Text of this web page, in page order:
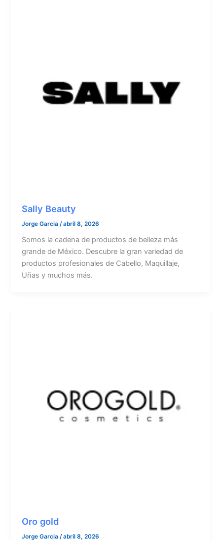
Sally Beauty
Jorge Garcia /abril 8, 2026
Somos la cadena de productos de belleza más
grande de México. Descubre la gran variedad de
productos profesionales de Cabello, Maquillaje,
Uñas y muchos más.
Oro gold
Jorge Garcia/abril 8, 2026